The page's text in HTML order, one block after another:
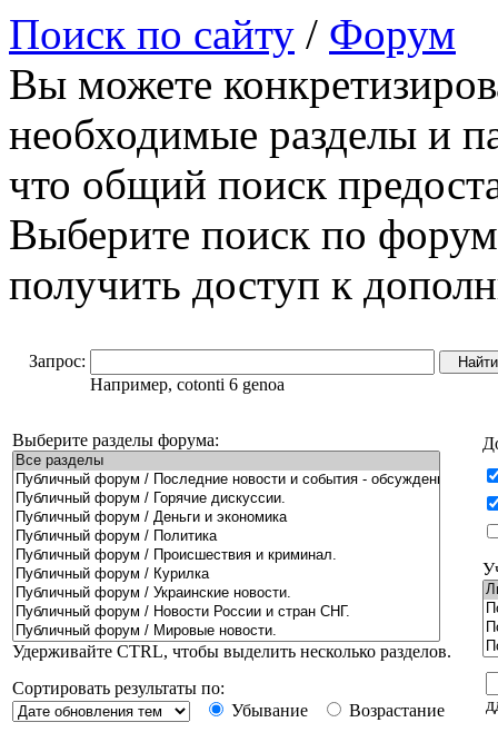
Поиск по сайту / Форум
Вы можете
необходимые разделы и
что общий поиск
Выберите поиск по
получить доступ к
Запрос:
Например, cotonti 6 genoa
Выберите разделы форума:
Удерживайте CTRL, чтобы выделить несколько разделов.
Сортировать результаты по:
Убывание
Возрастание